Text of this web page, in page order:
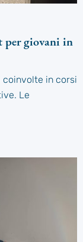
per giovani in
coinvolte in corsi
Le